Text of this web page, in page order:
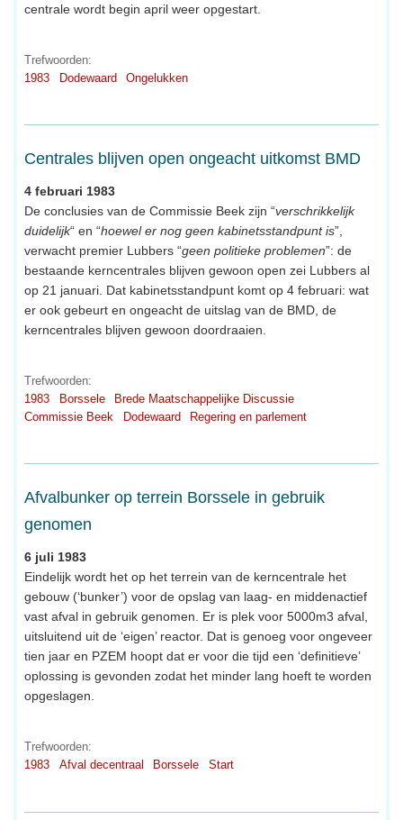
centrale wordt begin april weer opgestart.
Trefwoorden:
1983
Dodewaard Ongelukken
Centrales blijven open ongeacht uitkomst BMD
4 februari 1983
De conclusies van de Commissie Beek zijn “verschrikkelijk
duidelijk“ en “hoewel er nog geen kabinetsstandpunt is”,
verwacht premier Lubbers “geen politieke problemen”: de
bestaande kerncentrales blijven gewoon open zei Lubbers al
op 21 januari. Dat kabinetsstandpunt komt op 4 februari: wat
er ook gebeurt en ongeacht de uitslag van de BMD, de
kerncentrales blijven gewoon doordraaien.
Trefwoorden:
1983
Borssele
Brede Maatschappelijke Discussie
Commissie Beek
Dodewaard Regering en parlement
Afvalbunker op terrein Borssele in gebruik
genomen
6 juli 1983
Eindelijk wordt het op het terrein van de kerncentrale het
gebouw (‘bunker’) voor de opslag van laag- en middenactief
vast afval in gebruik genomen. Er is plek voor 5000m3 afval,
uitsluitend uit de ‘eigen’ reactor. Dat is genoeg voor ongeveer
tien jaar en PZEM hoopt dat er voor die tijd een ‘definitieve’
oplossing is gevonden zodat het minder lang hoeft te worden
opgeslagen.
Trefwoorden:
1983
Afval decentraal Borssele Start